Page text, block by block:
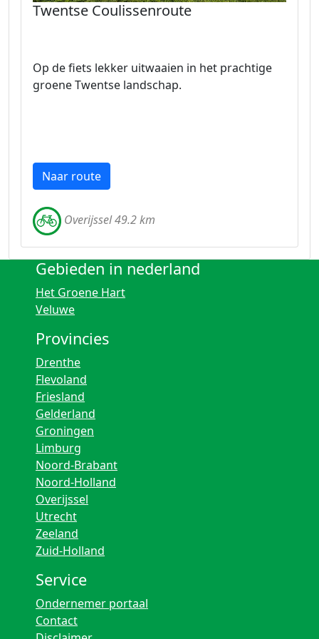
Twentse Coulissenroute
Op de fiets lekker uitwaaien in het prachtige
groene Twentse landschap.
Naar route
Overijssel 49.2 km
Gebieden in nederland
Het Groene Hart
Veluwe
Provincies
Drenthe
Flevoland
Friesland
Gelderland
Groningen
Limburg
Noord-Brabant
Noord-Holland
Overijssel
Utrecht
Zeeland
Zuid-Holland
Service
Ondernemer portaal
Contact